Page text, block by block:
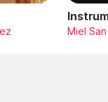
Miel